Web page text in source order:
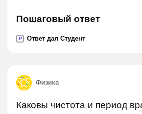
Пошаговый ответ
P Ответ дал Студент
Физика
Каковы чистота и период